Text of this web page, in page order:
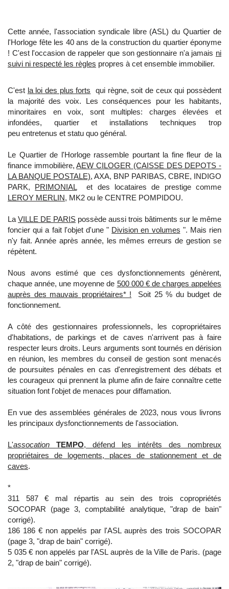
Cette année, l'association syndicale libre (ASL) du Quartier de
l'Horloge fête les 40 ans de la construction du quartier éponyme
! C'est l'occasion de rappeler que son gestionnaire n'a jamais ni
suivi ni respecté les règles propres à cet ensemble immobilier.
C'est la loi des plus forts qui règne, soit de ceux qui possèdent
la majorité des voix. Les conséquences pour les habitants,
minoritaires en voix, sont multiples: charges élevées et
infondées, quartier et installations techniques trop
peu entretenus et statu quo général.
Le Quartier de l'Horloge rassemble pourtant la fine fleur de la
finance immobilière,AEW CILOGER (CAISSE DES DEPOTS -
LA BANQUE POSTALE), AXA, BNP PARIBAS, CBRE, INDIGO
PARK, PRIMONIALet des locataires de prestige comme
LEROY MERLIN, MK2 ou le CENTRE POMPIDOU.
La VILLE DE PARIS possède aussi trois bâtiments sur le même
foncier qui a fait l'objet d'une " Division en volumes ". Mais rien
n'y fait. Année après année, les mêmes erreurs de gestion se
répètent.
Nous avons estimé que ces dysfonctionnements génèrent,
chaque année, une moyenne de 500 000 € de charges appelées
auprès des mauvais propriétaires* !
Soit 25 % du budget de
fonctionnement.
A côté des gestionnaires professionnels, les copropriétaires
d'habitations, de parkings et de caves n'arrivent pas à faire
respecter leurs droits. Leurs arguments sont tournés en dérision
en réunion, les membres du conseil de gestion sont menacés
de poursuites pénales en cas d'enregistrement des débats et
les courageux qui prennent la plume afin de faire connaître cette
situation font l'objet de menaces pour diffamation.
En vue des assemblées générales de 2023, nous vous livrons
les principaux dysfonctionnements de l'association.
L'assocation TEMPO, défend les intérêts des nombreux
propriétaires de logements, places de stationnement et de
caves.
*
311 587 € mal répartis au sein des trois copropriétés
SOCOPAR (page 3, comptabilité analytique, "drap de bain"
corrigé).
186 186 € non appelés par l'ASL auprès des trois SOCOPAR
(page 3, "drap de bain" corrigé).
5 035 € non appelés par l'ASL auprès de la Ville de Paris. (page
2, "drap de bain" corrigé).